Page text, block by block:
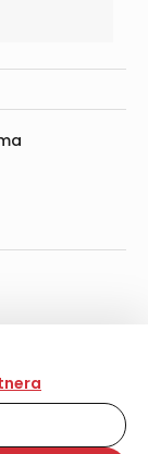
na
iskustvo,
sadržaje i